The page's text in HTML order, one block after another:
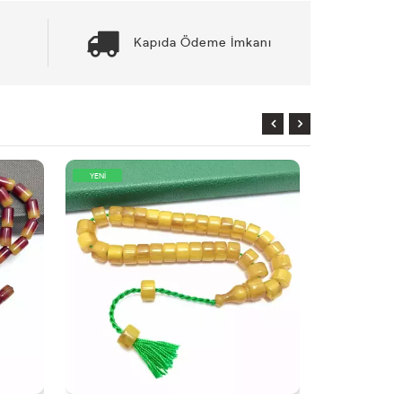
Kapıda Ödeme İmkanı
YENİ